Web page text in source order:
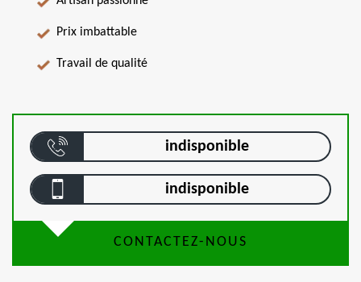
Prix imbattable
Travail de qualité
indisponible
indisponible
CONTACTEZ-NOUS